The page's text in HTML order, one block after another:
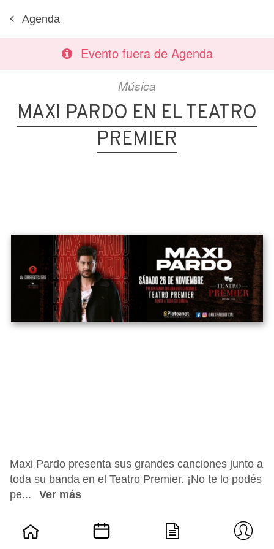
Agenda
Evento fuera de Agenda
Música
MAXI PARDO EN EL TEATRO
PREMIER
Maxi Pardo presenta sus grandes canciones junto a
toda su banda en el Teatro Premier. ¡No te lo podés
pe...
Ver más